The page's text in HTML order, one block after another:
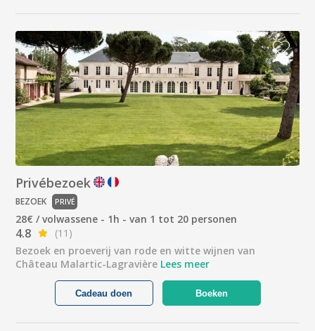
Privébezoek
BEZOEK PRIVÉ
28€ / volwassene - 1h - van 1 tot 20 personen
4.8
(11)
Bezoek en proeverij van rode en witte wijnen van
Château Malartic-Lagravière Lees meer
Boeken
Cadeau doen